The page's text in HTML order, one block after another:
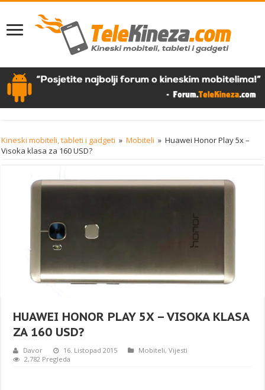
Kineski mobiteli, tableti i gadgeti » Mobiteli » Huawei Honor Play 5x –
Visoka klasa za 160 USD?
HUAWEI HONOR PLAY 5X – VISOKA KLASA
ZA 160 USD?
Davor 16. Listopad 2015 Mobiteli,Vijesti
2,782 Pregleda